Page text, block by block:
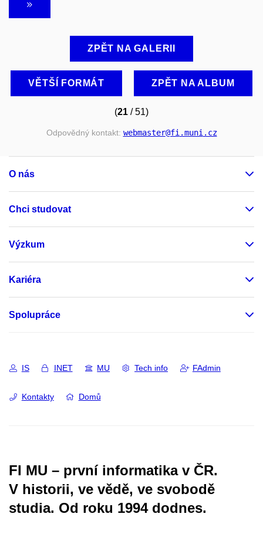
ZPĚT NA GALERII
VĚTŠÍ FORMÁT ZPĚT NA ALBUM
(21 / 51)
Odpovědný kontakt: webmaster@fi.muni.cz
O nás
Chci studovat
Výzkum
Kariéra
Spolupráce
IS INET MU Tech info FAdmin
Kontakty Domů
FI MU – první informatika v ČR.
V historii, ve vědě, ve svobodě
studia. Od roku 1994 dodnes.